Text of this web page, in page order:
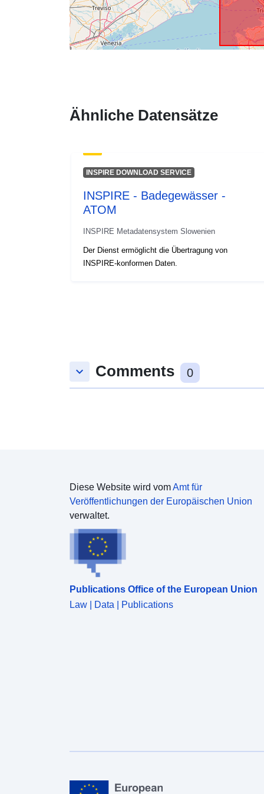
Ähnliche Datensätze
INSPIRE DOWNLOAD SERVICE
INSPIRE - Badegewässer -
ATOM
INSPIRE Metadatensystem Slowenien
Der Dienst ermöglicht die Übertragung von
INSPIRE-konformen Daten.
keyboard_arrow_down Comments 0
Diese Website wird vomAmt für
Veröffentlichungen der Europäischen Union
verwaltet.
Publications Office of the European Union
Law | Data | Publications